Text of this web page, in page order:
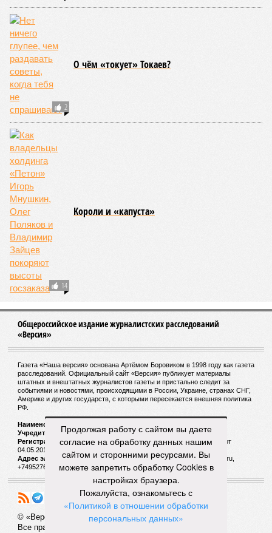
2
О чём «токует» Токаев?
14
Kороли и «капуста»
Общероссийское издание журналистских расследований
«Версия»
Газета «Наша версия» основана Артёмом Боровиком в 1998 году как газета
расследований. Официальный сайт «Версия» публикует материалы
штатных и внештатных журналистов газеты и пристально следит за
событиями и новостями, происходящими в России, Украине, странах СНГ,
Америке и других государств, с которыми пересекается внешняя политика
РФ.
Наименование:
Учредитель:
ООО «Версия»,Главный редактор:Горевой Р. Г.
Регистрационный номер Роскомнадзора:ЭЛ № ФС 77 - 72681 от
04.05.2018 г.
Адрес электронной почты и телефон редакции:versia@versia.ru,
+74952760348
© «Версия»
Все права защищены
Продолжая работу с сайтом вы даете
согласие на обработку данных нашим
сайтом и сторонними ресурсами. Вы
можете запретить обработку Cookies в
настройках браузера.
Пожалуйста, ознакомьтесь с
«Политикой в отношении обработки
персональных данных»